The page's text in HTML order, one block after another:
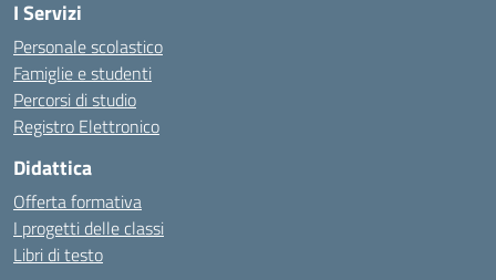
I Servizi
Personale scolastico
Famiglie e studenti
Percorsi di studio
Registro Elettronico
Didattica
Offerta formativa
I progetti delle classi
Libri di testo